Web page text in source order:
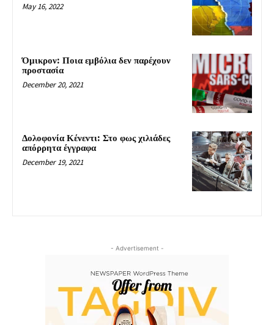
May 16, 2022
Όμικρον: Ποια εμβόλια δεν παρέχουν
προστασία
December 20, 2021
Δολοφονία Κένεντι: Στο φως χιλιάδες
απόρρητα έγγραφα
December 19, 2021
- Advertisement -